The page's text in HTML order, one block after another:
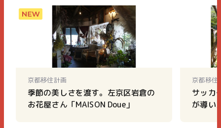
京都移住計画
季節の美しさを渡す。左京区岩倉の
お花屋さん「MAISON Doue」
京都移住
サッカ
が導い